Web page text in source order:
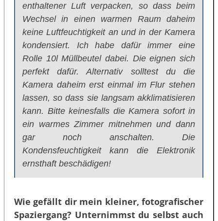
enthaltener Luft verpacken, so dass beim
Wechsel in einen warmen Raum daheim
keine Luftfeuchtigkeit an und in der Kamera
kondensiert. Ich habe dafür immer eine
Rolle 10l Müllbeutel dabei. Die eignen sich
perfekt dafür. Alternativ solltest du die
Kamera daheim erst einmal im Flur stehen
lassen, so dass sie langsam akklimatisieren
kann. Bitte keinesfalls die Kamera sofort in
ein warmes Zimmer mitnehmen und dann
gar noch anschalten. Die
Kondensfeuchtigkeit kann die Elektronik
ernsthaft beschädigen!
Wie gefällt dir mein kleiner, fotografischer
Spaziergang? Unternimmst du selbst auch